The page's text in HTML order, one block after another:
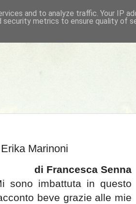
Marinoni
di Francesca Senna
sono imbattuta in questo
beve grazie alle mie
and to analyze traffic. Your IP
metrics to ensure quality of